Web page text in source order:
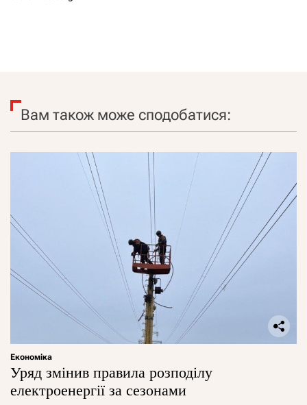
Вам також може сподобатися:
Економіка
Уряд змінив правила розподілу
електроенергії за сезонами